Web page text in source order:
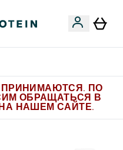
ПО
ОБРАЩАТЬСЯ В
НАШЕМ САЙТЕ.